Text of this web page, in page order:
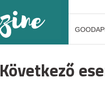
Következő